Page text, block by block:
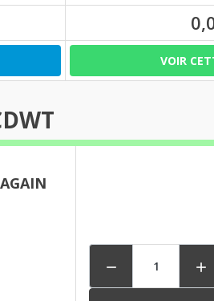
VOIR
-USEAGAIN
 